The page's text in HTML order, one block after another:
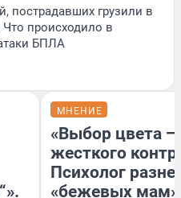
пострадавших грузили в
происходило в
БПЛА
МНЕНИЕ
«Выбор цвета —
жесткого
Психолог
«бежевых мам»